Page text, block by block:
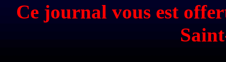
Ce journal vous est